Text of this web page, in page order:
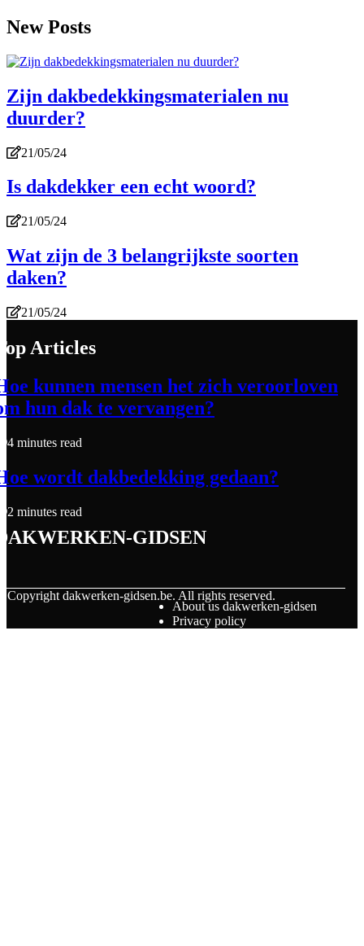
New Posts
Zijn dakbedekkingsmaterialen nu
duurder?
21/05/24
Is dakdekker een echt woord?
21/05/24
Wat zijn de 3 belangrijkste soorten
daken?
21/05/24
Articles
kunnen mensen het zich veroorloven
hun dak te vervangen?
4 minutes read
wordt dakbedekking gedaan?
2 minutes read
gidsen
Copyright dakwerken-gidsen.be. All rights reserved.
About us dakwerken-gidsen
Privacy policy